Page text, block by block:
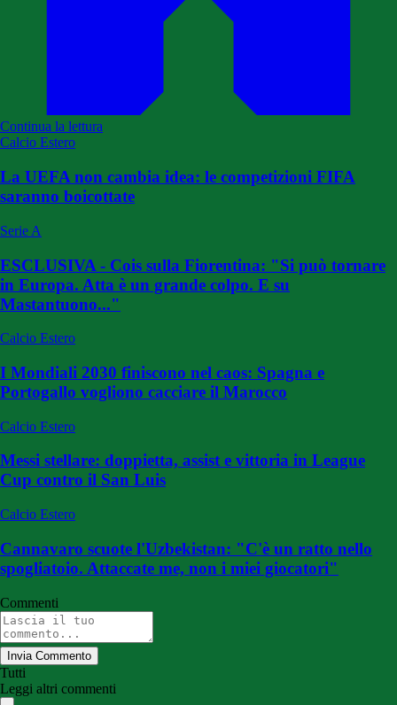
Continua la lettura
Calcio Estero
La UEFA non cambia idea: le competizioni FIFA
saranno boicottate
Serie A
ESCLUSIVA - Cois sulla Fiorentina: "Si può tornare
in Europa. Atta è un grande colpo. E su
Mastantuono..."
Calcio Estero
I Mondiali 2030 finiscono nel caos: Spagna e
Portogallo vogliono cacciare il Marocco
Calcio Estero
Messi stellare: doppietta, assist e vittoria in League
Cup contro il San Luis
Calcio Estero
Cannavaro scuote l'Uzbekistan: "C'è un ratto nello
spogliatoio. Attaccate me, non i miei giocatori"
Commenti
Invia Commento
Tutti
Leggi altri commenti